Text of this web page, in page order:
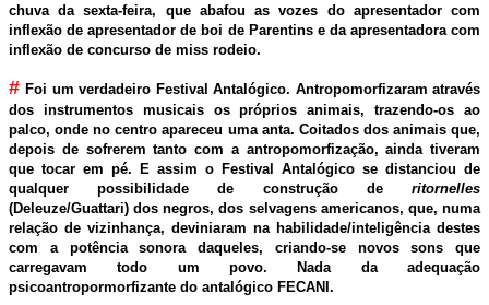
chuva da sexta-feira, que abafou as vozes do apresentador com
inflexão de apresentador de boi de Parentins e da apresentadora com
inflexão de concurso de miss rodeio.
#Foi um verdadeiro Festival Antalógico. Antropomorfizaram através
dos instrumentos musicais os próprios animais, trazendo-os ao
palco, onde no centro apareceu uma anta. Coitados dos animais que,
depois de sofrerem tanto com a antropomorfização, ainda tiveram
que tocar em pé. E assim o Festival Antalógico se distanciou de
qualquer possibilidade de construção de ritornelles
(Deleuze/Guattari) dos negros, dos selvagens americanos, que, numa
relação de vizinhança, deviniaram na habilidade/inteligência destes
com a potência sonora daqueles, criando-se novos sons que
carregavam todo um povo. Nada da adequação
psicoantropormorfizante do antalógico FECANI.